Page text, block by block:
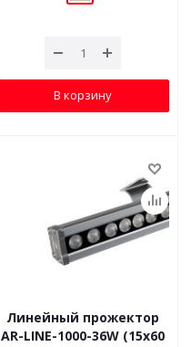
В корзину
Линейный прожектор
AR-LINE-1000-36W (15x60